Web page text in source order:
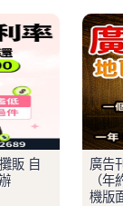
販 自
廣告
（
機版